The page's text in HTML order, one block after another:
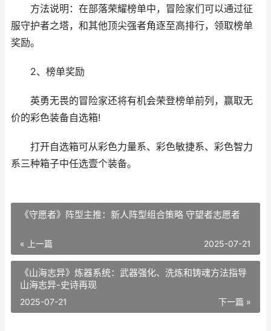
方法说明：在部落荣耀榜单中，冒险家们可以通过征
服守护者之塔，和其他顶尖强者角逐至高排行，领取榜单
奖励。
2、榜单奖励
英勇无畏的冒险家还将有机会荣登榜单前列，赢取无
价的彩色装备自选箱!
打开自选箱可从彩色力量系、彩色敏捷系、彩色智力
系三种箱子中任选壹个装备。
《守愿者》阵型主推：新人阵型组合策略 守望者志愿者
« 上一篇 2025-07-21
《山海志异》炼器系统：武器强化、洗炼和铸魂方法指导
山海志异-史诗再现
下一篇 »
2025-07-21